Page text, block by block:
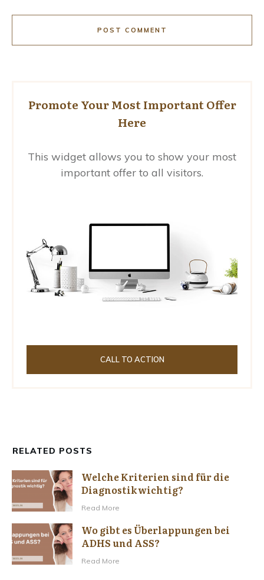
POST COMMENT
Promote Your Most Important Offer
Here
This widget allows you to show your most
important offer to all visitors.
CALL TO ACTION
RELATED POSTS
Welche Kriterien sind für die
Diagnostik wichtig?
Read More
Wo gibt es Überlappungen bei
ADHS und ASS?
Read More